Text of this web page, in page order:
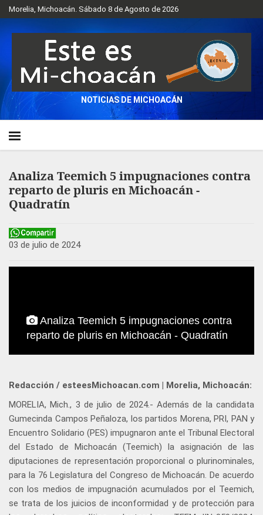
Morelia, Michoacán. Sábado 8 de Agosto de 2026
NOTICIAS DE MICHOACÁN
Analiza Teemich 5 impugnaciones contra
reparto de pluris en Michoacán -
Quadratín
03 de julio de 2024
Analiza Teemich 5 impugnaciones contra
reparto de pluris en Michoacán - Quadratín
Redacción / esteesMichoacan.com | Morelia, Michoacán:
MORELIA, Mich., 3 de julio de 2024.- Además de la candidata
Gumecinda Campos Peñaloza, los partidos Morena, PRI, PAN y
Encuentro Solidario (PES) impugnaron ante el Tribunal Electoral
del Estado de Michoacán (Teemich) la asignación de las
diputaciones de representación proporcional o plurinominales,
para la 76 Legislatura del Congreso de Michoacán. De acuerdo
con los medios de impugnación acumulados por el Teemich,
se trata de los juicios de inconformidad y de protección para